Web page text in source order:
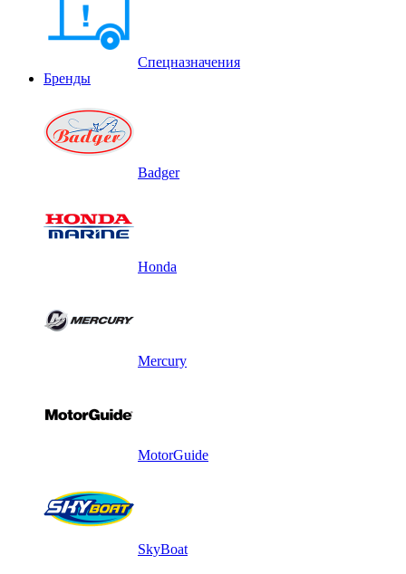
Спецназначения
Бренды
Badger
Honda
Mercury
MotorGuide
SkyBoat